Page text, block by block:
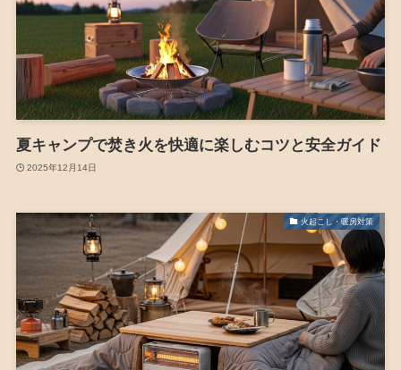
夏キャンプで焚き火を快適に楽しむコツと安全ガイド
2025年12月14日
火起こし・暖房対策